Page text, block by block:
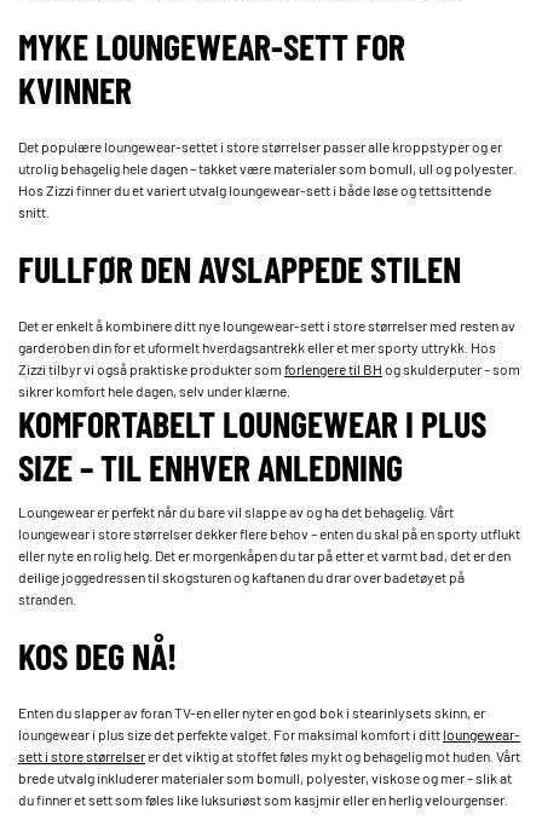
MYKE LOUNGEWEAR-SETT FOR
KVINNER
Det populære loungewear-settet i store størrelser passer alle kroppstyper og er
utrolig behagelig hele dagen – takket være materialer som bomull, ull og polyester.
Hos Zizzi finner du et variert utvalg loungewear-sett i både løse og tettsittende
snitt.
FULLFØR DEN AVSLAPPEDE STILEN
Det er enkelt å kombinere ditt nye loungewear-sett i store størrelser med resten av
garderoben din for et uformelt hverdagsantrekk eller et mer sporty uttrykk. Hos
Zizzi tilbyr vi også praktiske produkter somforlengere til BHog skulderputer – som
sikrer komfort hele dagen, selv under klærne.
KOMFORTABELT LOUNGEWEAR I PLUS
SIZE – TIL ENHVER ANLEDNING
Loungewear er perfekt når du bare vil slappe av og ha det behagelig. Vårt
loungewear i store størrelser dekker flere behov – enten du skal på en sporty utflukt
eller nyte en rolig helg. Det er morgenkåpen du tar på etter et varmt bad, det er den
deilige joggedressen til skogsturen og kaftanen du drar over badetøyet på
stranden.
KOS DEG NÅ!
Enten du slapper av foran TV-en eller nyter en god bok i stearinlysets skinn, er
loungewear i plus size det perfekte valget. For maksimal komfort i dittloungewear-
sett i store størrelserer det viktig at stoffet føles mykt og behagelig mot huden. Vårt
brede utvalg inkluderer materialer som bomull, polyester, viskose og mer – slik at
du finner et sett som føles like luksuriøst som kasjmir eller en herlig velourgenser.